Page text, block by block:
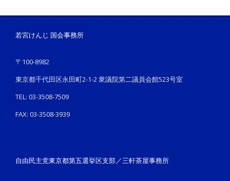
若宮けんじ 国会事務所
〒100-8982
東京都千代田区永田町2-1-2 衆議院第二議員会館523号室
TEL: 03-3508-7509
FAX: 03-3508-3939
自由民主党東京都第五選挙区支部／三軒茶屋事務所